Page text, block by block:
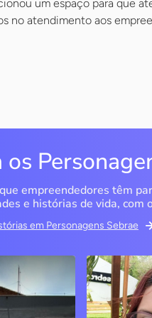
um espaço para que
no atendimento aos
os
empreendedores têm
e histórias de vida, com
em Personagens Sebrae
São Luís / MA
Ao lado da